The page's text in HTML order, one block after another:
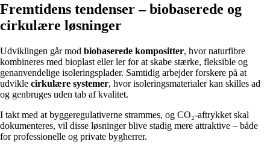
Fremtidens tendenser – biobaserede og
cirkulære løsninger
Udviklingen går mod biobaserede kompositter, hvor naturfibre
kombineres med bioplast eller ler for at skabe stærke, fleksible og
genanvendelige isoleringsplader. Samtidig arbejder forskere på at
udvikle cirkulære systemer, hvor isoleringsmaterialer kan skilles ad
og genbruges uden tab af kvalitet.
I takt med at byggeregulativerne strammes, og CO₂-aftrykket skal
dokumenteres, vil disse løsninger blive stadig mere attraktive – både
for professionelle og private bygherrer.